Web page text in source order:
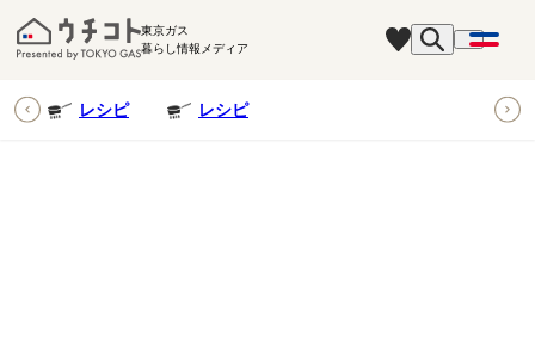
東京ガス
暮らし情報メディア
レシピ レシピ